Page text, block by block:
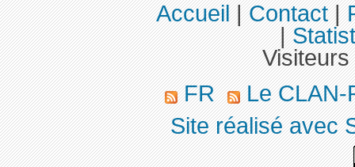
Accueil|Contact|
|
FR
Le CLAN-
Site réalisé avec